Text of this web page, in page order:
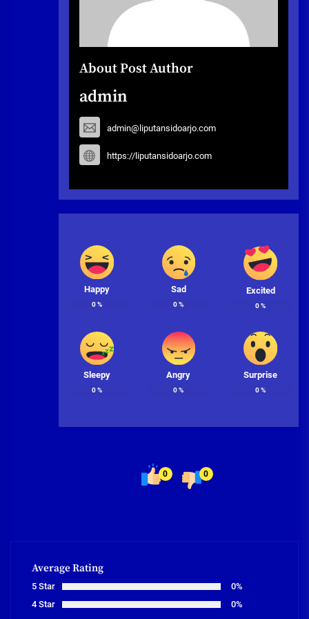
About Post Author
admin
admin@liputansidoarjo.com
https://liputansidoarjo.com
Happy
0%
Sad
0%
Excited
0%
Sleepy
0%
Angry
0%
Surprise
0%
0 0
Average Rating
5 Star
0%
4 Star
0%